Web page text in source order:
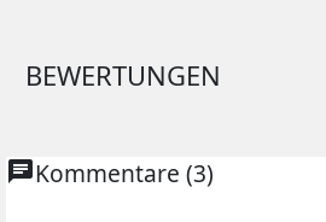
BEWERTUNGEN
chatKommentare (3)